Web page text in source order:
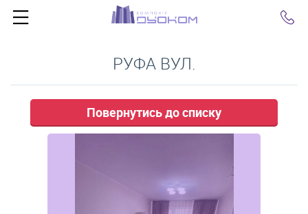
РУФА ВУЛ.
Повернутись до списку